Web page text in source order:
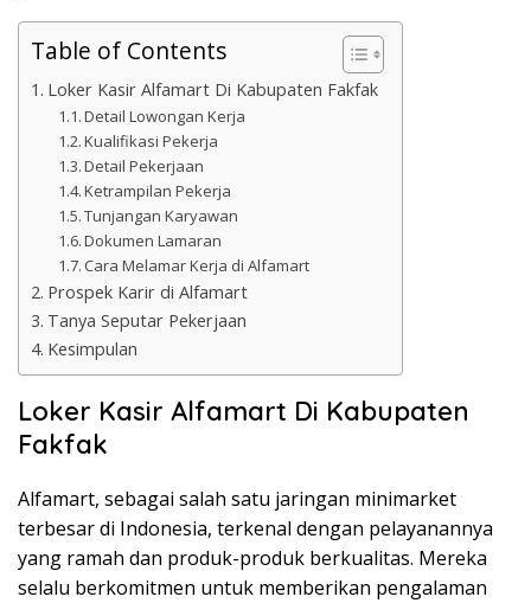
Table of Contents
Loker Kasir Alfamart Di Kabupaten Fakfak
Detail Lowongan Kerja
Kualifikasi Pekerja
Detail Pekerjaan
Ketrampilan Pekerja
Tunjangan Karyawan
Dokumen Lamaran
Cara Melamar Kerja di Alfamart
Prospek Karir di Alfamart
Tanya Seputar Pekerjaan
Kesimpulan
Loker Kasir Alfamart Di Kabupaten
Fakfak
Alfamart, sebagai salah satu jaringan minimarket
terbesar di Indonesia, terkenal dengan pelayanannya
yang ramah dan produk-produk berkualitas. Mereka
selalu berkomitmen untuk memberikan pengalaman